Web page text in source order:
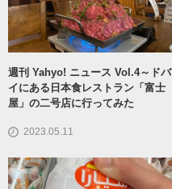
週刊 Yahyo! ニュース Vol.4～ドバ
イにある日本食レストラン「富士
屋」の二号店に行ってみた
2023.05.11